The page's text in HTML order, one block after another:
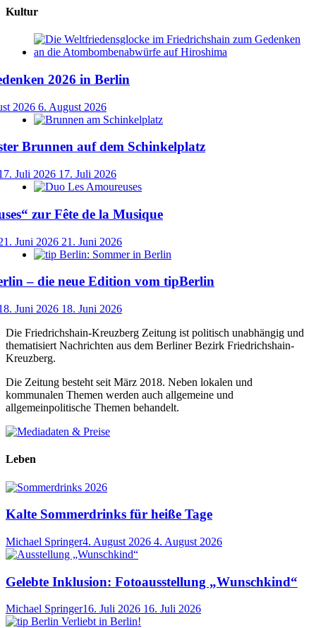
Kultur
2026 in Berlin
2026 6. August 2026
Brunnen auf dem Schinkelplatz
Juli 2026 17. Juli 2026
zur Fête de la Musique
Juni 2026 21. Juni 2026
– die neue Edition vom tipBerlin
Juni 2026 18. Juni 2026
Die Friedrichshain-Kreuzberg Zeitung ist politisch unabhängig und
thematisiert Nachrichten aus dem Berliner Bezirk Friedrichshain-
Kreuzberg.
Die Zeitung besteht seit März 2018. Neben lokalen und
kommunalen Themen werden auch allgemeine und
allgemeinpolitische Themen behandelt.
Leben
Kalte Sommerdrinks für heiße Tage
Michael Springer4. August 2026 4. August 2026
Gelebte Inklusion: Fotoausstellung „Wunschkind“
Michael Springer16. Juli 2026 16. Juli 2026